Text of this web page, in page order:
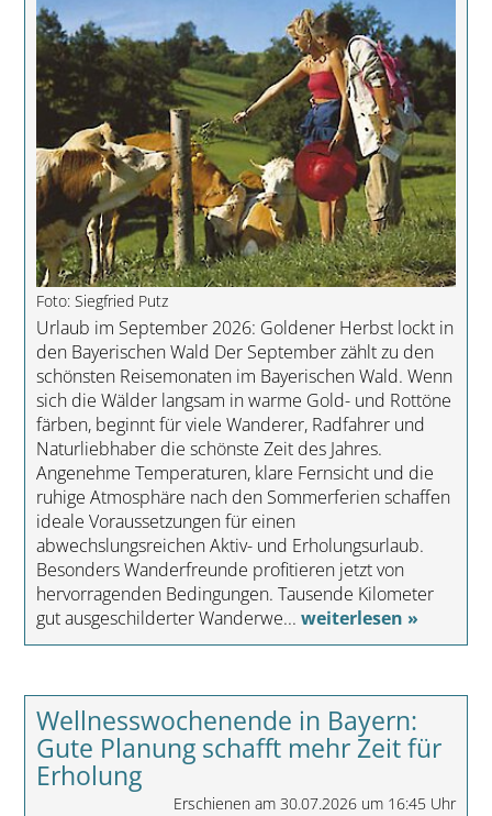
Foto: Siegfried Putz
Urlaub im September 2026: Goldener Herbst lockt in
den Bayerischen Wald Der September zählt zu den
schönsten Reisemonaten im Bayerischen Wald. Wenn
sich die Wälder langsam in warme Gold- und Rottöne
färben, beginnt für viele Wanderer, Radfahrer und
Naturliebhaber die schönste Zeit des Jahres.
Angenehme Temperaturen, klare Fernsicht und die
ruhige Atmosphäre nach den Sommerferien schaffen
ideale Voraussetzungen für einen
abwechslungsreichen Aktiv- und Erholungsurlaub.
Besonders Wanderfreunde profitieren jetzt von
hervorragenden Bedingungen. Tausende Kilometer
gut ausgeschilderter Wanderwe... weiterlesen »
Wellnesswochenende in Bayern:
Gute Planung schafft mehr Zeit für
Erholung
Erschienen am 30.07.2026 um 16:45 Uhr